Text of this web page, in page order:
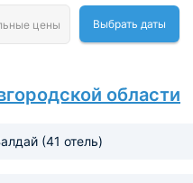
Выбрать даты
области
(41 отель)